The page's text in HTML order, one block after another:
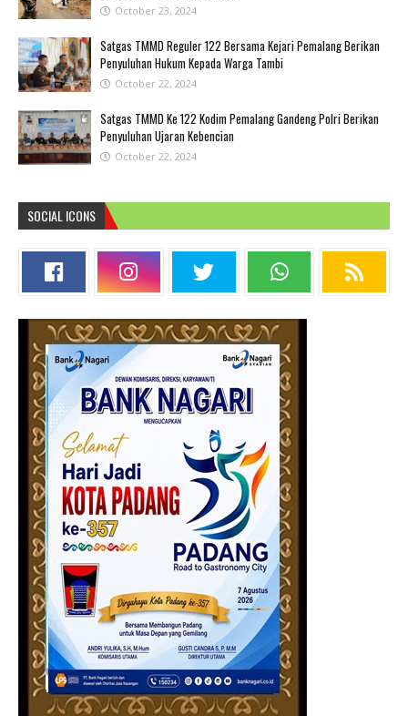
October 23, 2024
Satgas TMMD Reguler 122 Bersama Kejari Pemalang Berikan
Penyuluhan Hukum Kepada Warga Tambi
October 22, 2024
Satgas TMMD Ke 122 Kodim Pemalang Gandeng Polri Berikan
Penyuluhan Ujaran Kebencian
October 22, 2024
SOCIAL ICONS